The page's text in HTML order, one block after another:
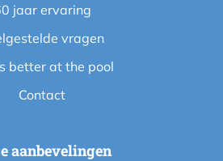
jaar ervaring
vragen
better at the pool
Contact
aanbevelingen